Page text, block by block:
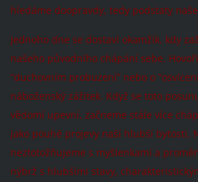
hledáme doopravdy, tedy podstaty
Jednoho dne se dostaví okamžik, kdy
našeho původního chápání sebe.
“duchovním probuzení” nebo o
náboženský zážitek. Když se toto
vědomí upevní, začneme stále více
jako pouhé projevy naší hlubší bytosti.
neztotožňujeme s myšlenkami a
nýbrž s hlubšími stavy,